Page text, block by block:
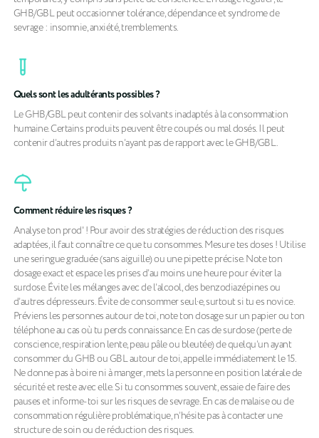
GHB/GBL peut occasionner tolérance, dépendance et syndrome de
sevrage : insomnie, anxiété, tremblements.
Quels sont les adultérants possibles ?
Le GHB/GBL peut contenir des solvants inadaptés à la consommation
humaine. Certains produits peuvent être coupés ou mal dosés. Il peut
contenir d’autres produits n’ayant pas de rapport avec le GHB/GBL.
Comment réduire les risques ?
Analyse ton prod' ! Pour avoir des stratégies de réduction des risques
adaptées, il faut connaître ce que tu consommes. Mesure tes doses ! Utilise
une seringue graduée (sans aiguille) ou une pipette précise. Note ton
dosage exact et espace les prises d’au moins une heure pour éviter la
surdose. Évite les mélanges avec de l’alcool, des benzodiazépines ou
d’autres dépresseurs. Évite de consommer seul·e, surtout si tu es novice.
Préviens les personnes autour de toi, note ton dosage sur un papier ou ton
téléphone au cas où tu perds connaissance. En cas de surdose (perte de
conscience, respiration lente, peau pâle ou bleutée) de quelqu’un ayant
consommer du GHB ou GBL autour de toi, appelle immédiatement le 15.
Ne donne pas à boire ni à manger, mets la personne en position latérale de
sécurité et reste avec elle. Si tu consommes souvent, essaie de faire des
pauses et informe-toi sur les risques de sevrage. En cas de malaise ou de
consommation régulière problématique, n’hésite pas à contacter une
structure de soin ou de réduction des risques.